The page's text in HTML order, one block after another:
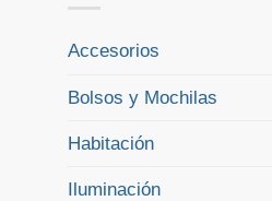
Accesorios
Bolsos y Mochilas
Habitación
Iluminación